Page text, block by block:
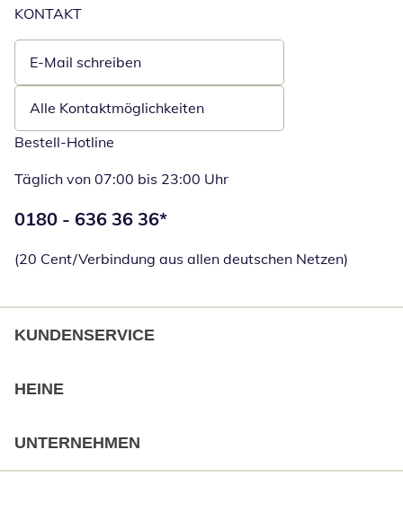
KONTAKT
E-Mail schreiben
Öffnet E-Mail-Client
Alle Kontaktmöglichkeiten
Bestell-Hotline
Täglich von 07:00 bis 23:00 Uhr
Telefonnummer:
0180 - 636 36 36*
(20 Cent/Verbindung aus allen deutschen Netzen)
KUNDENSERVICE
HEINE
UNTERNEHMEN